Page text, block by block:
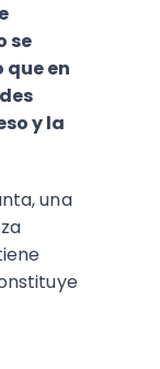
se
en
y la
una